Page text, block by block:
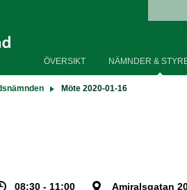
ÖVERSIKT NÄMNDER &
Möte 2020-01-16
08:30 - 11:00 Amiralsgatan